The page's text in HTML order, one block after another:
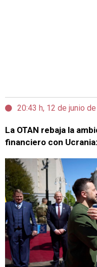
20:43 h, 12 de junio
La OTAN rebaja la
financiero con